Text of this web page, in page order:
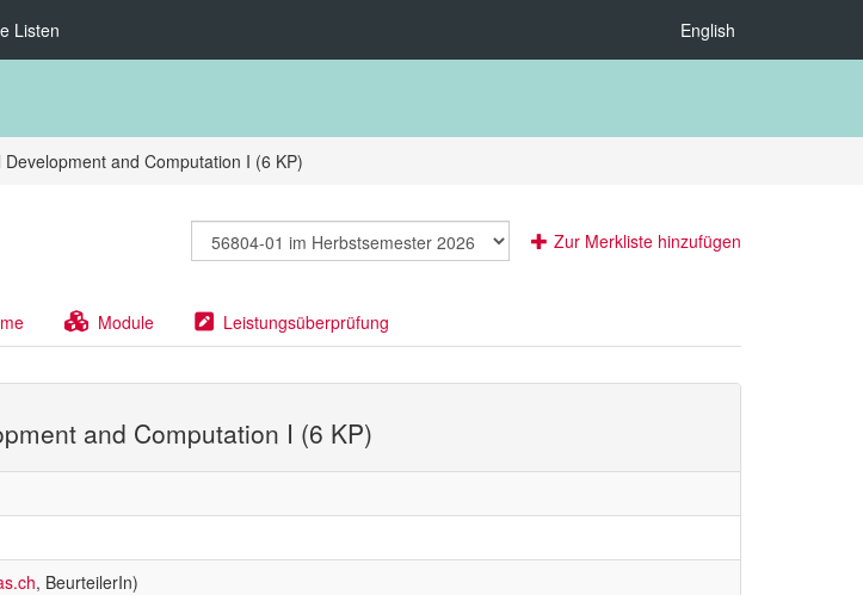
Listen English
and Computation I (6 KP)
Zur Merkliste hinzufügen
Module Leistungsüberprüfung
and Computation I (6 KP)
, BeurteilerIn)